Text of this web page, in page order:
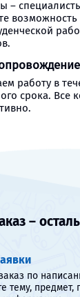
–
возможность
работу в
срока. Все
–
по
тему, предмет,